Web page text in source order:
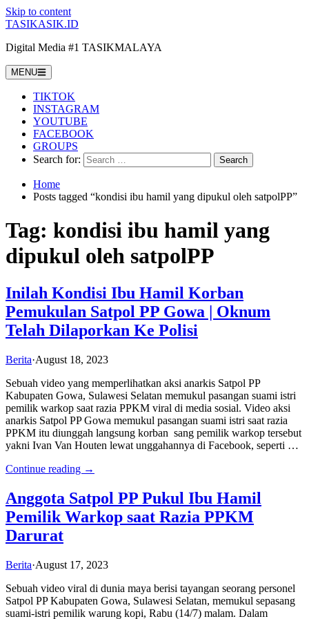
Skip to content
TASIKASIK.ID
Digital Media #1 TASIKMALAYA
MENU
TIKTOK
INSTAGRAM
YOUTUBE
FACEBOOK
GROUPS
Search for:
Home
Posts tagged “kondisi ibu hamil yang dipukul oleh satpolPP”
Tag: kondisi ibu hamil yang
dipukul oleh satpolPP
Inilah Kondisi Ibu Hamil Korban
Pemukulan Satpol PP Gowa | Oknum
Telah Dilaporkan Ke Polisi
Berita·August 18, 2023
Sebuah video yang memperlihatkan aksi anarkis Satpol PP
Kabupaten Gowa, Sulawesi Selatan memukul pasangan suami istri
pemilik warkop saat razia PPKM viral di media sosial. Video aksi
anarkis Satpol PP Gowa memukul pasangan suami istri saat razia
PPKM itu diunggah langsung korban sang pemilik warkop tersebut
yakni Ivan Van Houten lewat unggahannya di Facebook, seperti …
Continue reading →
Anggota Satpol PP Pukul Ibu Hamil
Pemilik Warkop saat Razia PPKM
Darurat
Berita·August 17, 2023
Sebuah video viral di dunia maya berisi tayangan seorang personel
Satpol PP Kabupaten Gowa, Sulawesi Selatan, memukul sepasang
suami-istri pemilik warung kopi, Rabu (14/7) malam. Dalam